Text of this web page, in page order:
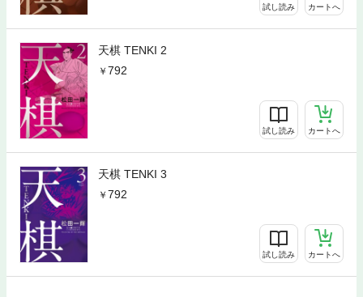
試し読み カートへ
天棋 TENKI 2
792
試し読み カートへ
天棋 TENKI 3
792
試し読み カートへ